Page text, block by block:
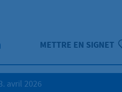
METTRE EN SIGNET
avril 2026